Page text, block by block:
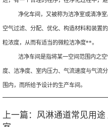
净化车间，又被称为洁净室或清净
空气过滤、分配、优化、构造材料和装置
粒浓度，从而有适当的微粒洁净度**。
洁净车间是指将某一空间范围内之
度、洁净度、室内压力、气流速度与气流
围内，而所给予设计的生产车间。
上一篇： 风淋通道常见用